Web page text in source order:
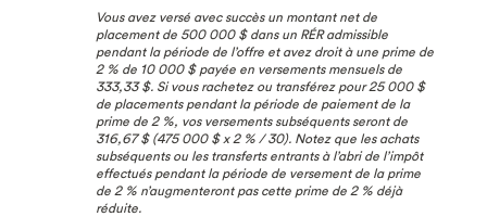
Vous avez versé avec succès un montant net de
placement de 500 000 $ dans un RÉR admissible
pendant la période de l’offre et avez droit à une prime de
2 % de 10 000 $ payée en versements mensuels de
333,33 $. Si vous rachetez ou transférez pour 25 000 $
de placements pendant la période de paiement de la
prime de 2 %, vos versements subséquents seront de
316,67 $ (475 000 $ x 2 % / 30). Notez que les achats
subséquents ou les transferts entrants à l’abri de l’impôt
effectués pendant la période de versement de la prime
de 2 % n’augmenteront pas cette prime de 2 % déjà
réduite.